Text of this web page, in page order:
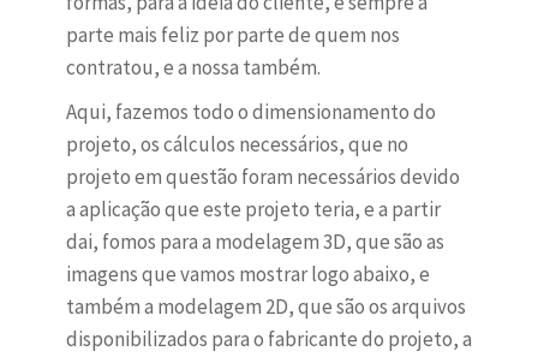
parte mais feliz por parte de quem nos
contratou, e a nossa também.
Aqui, fazemos todo o dimensionamento do
projeto, os cálculos necessários, que no
projeto em questão foram necessários devido
a aplicação que este projeto teria, e a partir
dai, fomos para a modelagem 3D, que são as
imagens que vamos mostrar logo abaixo, e
também a modelagem 2D, que são os arquivos
disponibilizados para o fabricante do projeto, a